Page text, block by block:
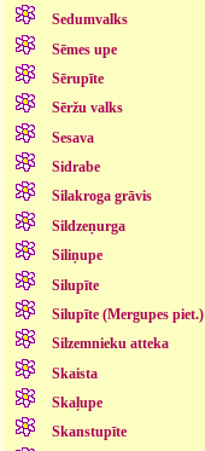
Sedumvalks
Sēmes upe
Sērupīte
Sēržu valks
Sesava
Sidrabe
Silakroga grāvis
Sildzeņurga
Siliņupe
Silupīte
Silupīte (Mergupes piet.)
Silzemnieku atteka
Skaista
Skaļupe
Skanstupīte